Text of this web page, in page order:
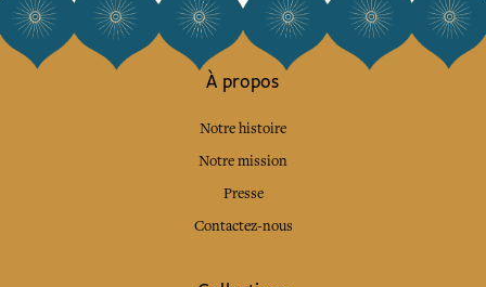
À propos
Notre histoire
Notre mission
Presse
Contactez-nous